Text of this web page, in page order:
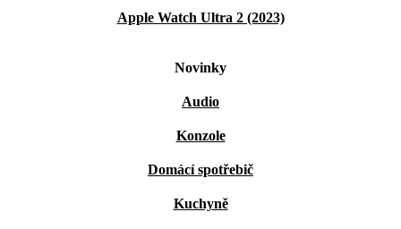
Apple Watch Ultra 2 (2023)
Novinky
Audio
Konzole
Domácí spotřebič
Kuchyně